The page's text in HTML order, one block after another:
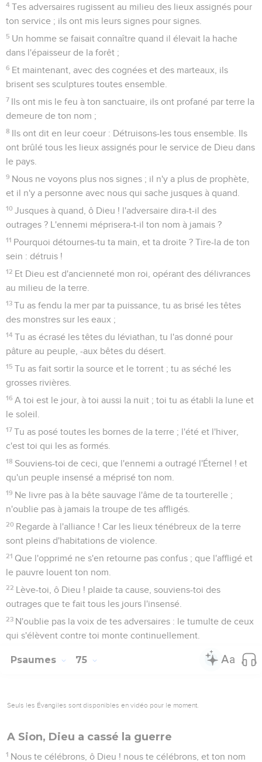
4 Tes adversaires rugissent au milieu des lieux assignés pour
ton service ; ils ont mis leurs signes pour signes.
5 Un homme se faisait connaître quand il élevait la hache
dans l'épaisseur de la forêt ;
6 Et maintenant, avec des cognées et des marteaux, ils
brisent ses sculptures toutes ensemble.
7 Ils ont mis le feu à ton sanctuaire, ils ont profané par terre la
demeure de ton nom ;
8 Ils ont dit en leur coeur : Détruisons-les tous ensemble. Ils
ont brûlé tous les lieux assignés pour le service de Dieu dans
le pays.
9 Nous ne voyons plus nos signes ; il n'y a plus de prophète,
et il n'y a personne avec nous qui sache jusques à quand.
10 Jusques à quand, ô Dieu ! l'adversaire dira-t-il des
outrages ? L'ennemi méprisera-t-il ton nom à jamais ?
11 Pourquoi détournes-tu ta main, et ta droite ? Tire-la de ton
sein : détruis !
12 Et Dieu est d'ancienneté mon roi, opérant des délivrances
au milieu de la terre.
13 Tu as fendu la mer par ta puissance, tu as brisé les têtes
des monstres sur les eaux ;
14 Tu as écrasé les têtes du léviathan, tu l'as donné pour
pâture au peuple, -aux bêtes du désert.
15 Tu as fait sortir la source et le torrent ; tu as séché les
grosses rivières.
16 A toi est le jour, à toi aussi la nuit ; toi tu as établi la lune et
le soleil.
17 Tu as posé toutes les bornes de la terre ; l'été et l'hiver,
c'est toi qui les as formés.
18 Souviens-toi de ceci, que l'ennemi a outragé l'Éternel ! et
qu'un peuple insensé a méprisé ton nom.
19 Ne livre pas à la bête sauvage l'âme de ta tourterelle ;
n'oublie pas à jamais la troupe de tes affligés.
20 Regarde à l'alliance ! Car les lieux ténébreux de la terre
sont pleins d'habitations de violence.
21 Que l'opprimé ne s'en retourne pas confus ; que l'affligé et
le pauvre louent ton nom.
22 Lève-toi, ô Dieu ! plaide ta cause, souviens-toi des
outrages que te fait tous les jours l'insensé.
23 N'oublie pas la voix de tes adversaires : le tumulte de ceux
qui s'élèvent contre toi monte continuellement.
Psaumes 75
Seuls les Évangiles sont disponibles en vidéo pour le moment.
A Sion, Dieu a cassé la guerre
1 Nous te célébrons, ô Dieu ! nous te célébrons, et ton nom